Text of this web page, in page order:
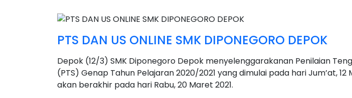
PTS DAN US ONLINE SMK DIPONEGORO DEPOK
Depok (12/3) SMK Diponegoro Depok menyelenggarakanan Penilaian
(PTS) Genap Tahun Pelajaran 2020/2021 yang dimulai pada hari Jum’at, 12
akan berakhir pada hari Rabu, 20 Maret 2021.